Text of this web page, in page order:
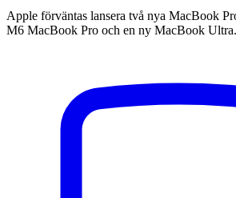
Apple förväntas lansera två nya MacBook
M6 MacBook Pro och en ny MacBook Ultra.